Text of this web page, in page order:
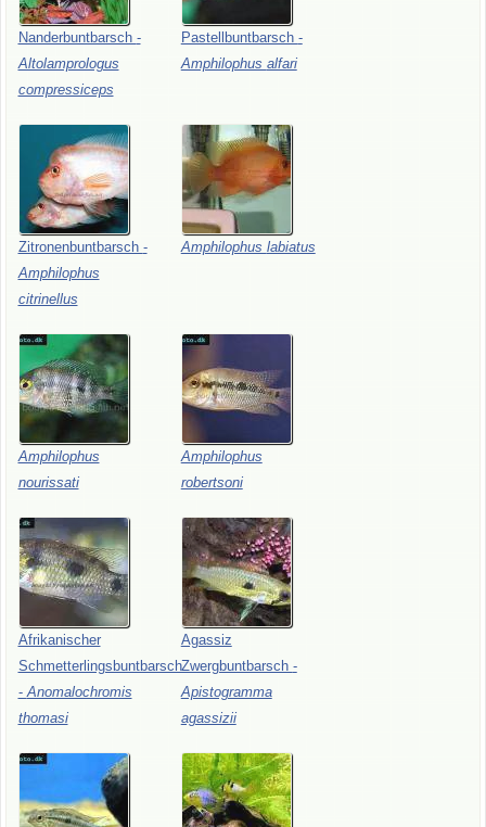
Nanderbuntbarsch -
Altolamprologus
compressiceps
Pastellbuntbarsch -
Amphilophus alfari
Zitronenbuntbarsch -
Amphilophus
citrinellus
Amphilophus labiatus
Amphilophus
nourissati
Amphilophus
robertsoni
Afrikanischer
Schmetterlingsbuntbarsch
- Anomalochromis
thomasi
Agassiz
Zwergbuntbarsch -
Apistogramma
agassizii